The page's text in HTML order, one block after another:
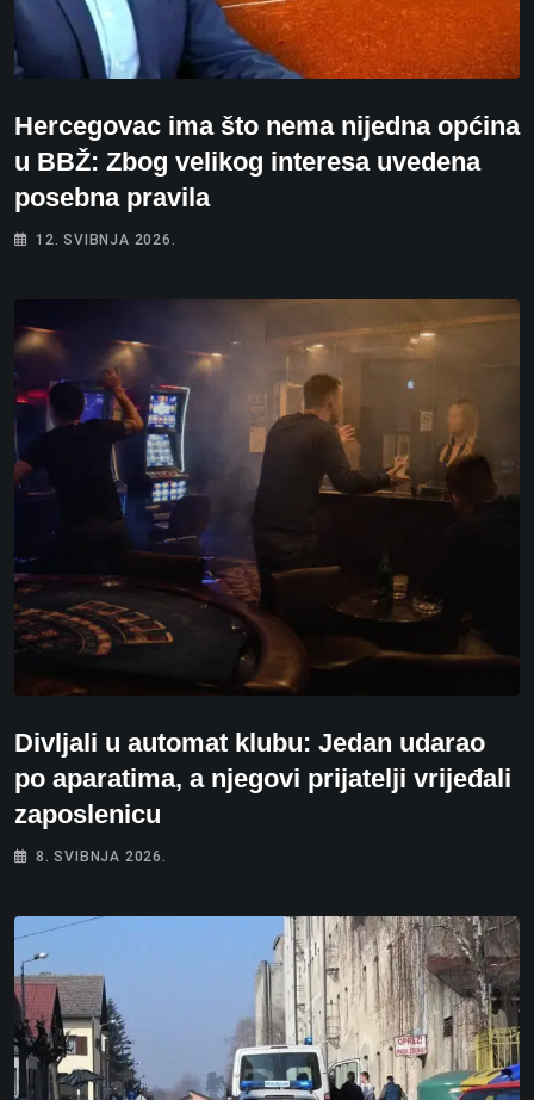
Hercegovac ima što nema nijedna općina
u BBŽ: Zbog velikog interesa uvedena
posebna pravila
12. SVIBNJA 2026.
Divljali u automat klubu: Jedan udarao
po aparatima, a njegovi prijatelji vrijeđali
zaposlenicu
8. SVIBNJA 2026.